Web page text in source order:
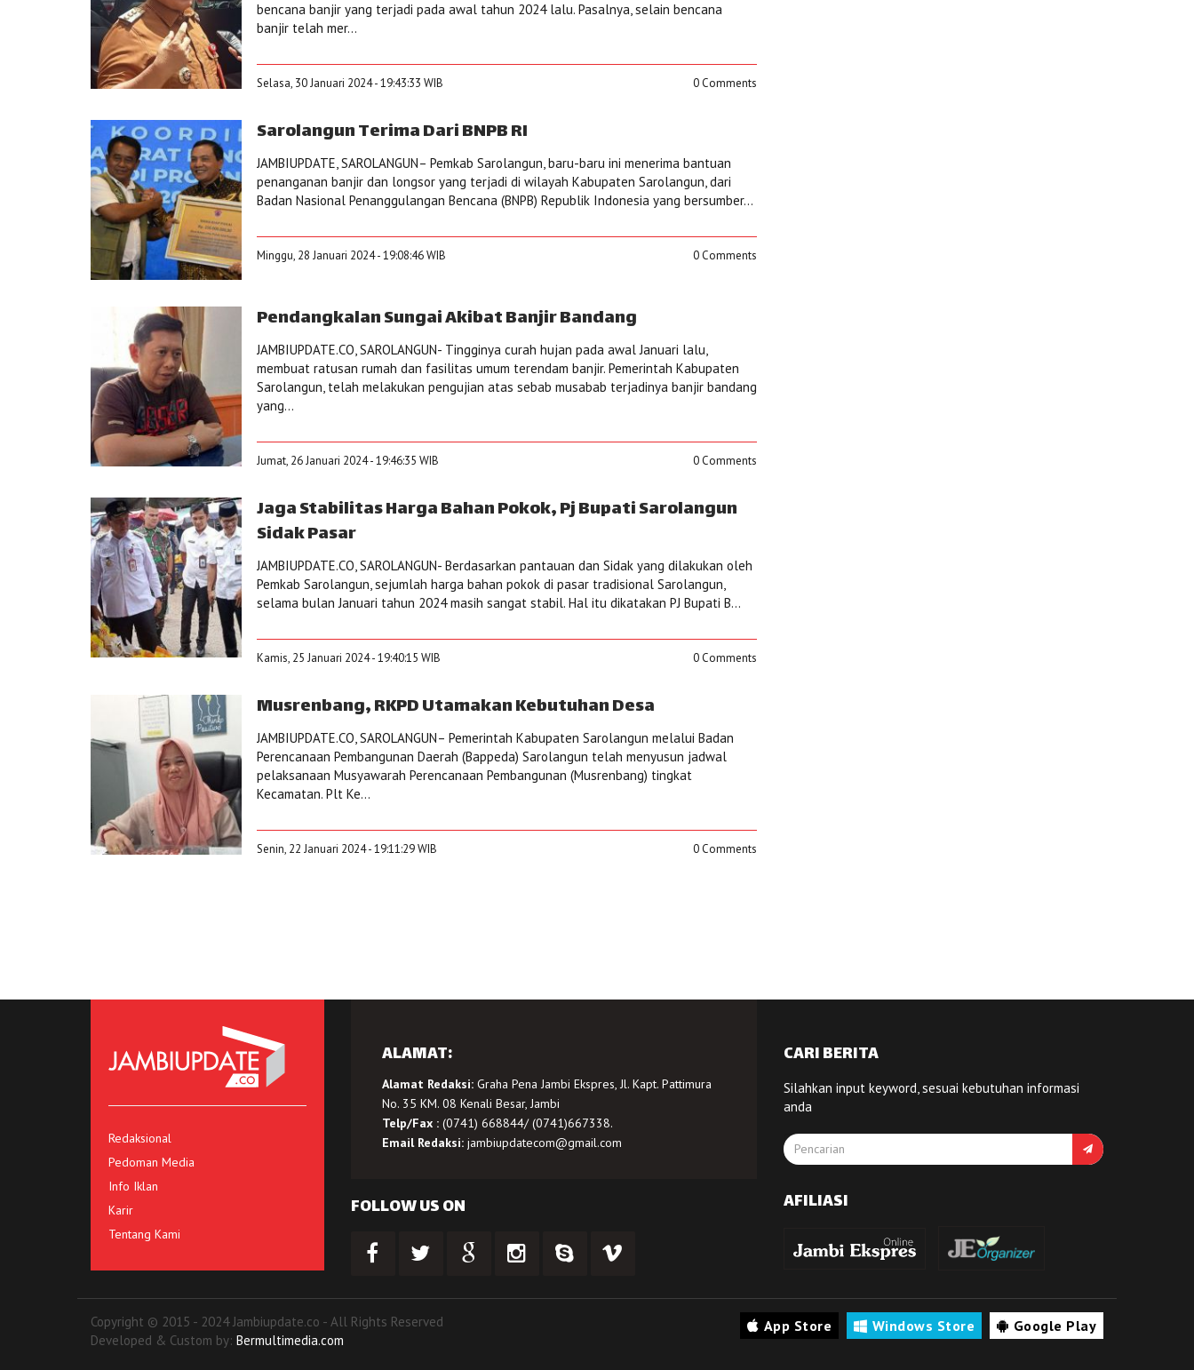
bencana banjir yang terjadi pada awal tahun 2024 lalu. Pasalnya, selain bencana
banjir telah mer...
Selasa, 30 Januari 2024 - 19:43:33 WIB 0 Comments
Sarolangun Terima Dari BNPB RI
JAMBIUPDATE, SAROLANGUN– Pemkab Sarolangun, baru-baru ini menerima bantuan
penanganan banjir dan longsor yang terjadi di wilayah Kabupaten Sarolangun, dari
Badan Nasional Penanggulangan Bencana (BNPB) Republik Indonesia yang bersumber...
Minggu, 28 Januari 2024 - 19:08:46 WIB 0 Comments
Pendangkalan Sungai Akibat Banjir Bandang
JAMBIUPDATE.CO, SAROLANGUN- Tingginya curah hujan pada awal Januari lalu,
membuat ratusan rumah dan fasilitas umum terendam banjir. Pemerintah Kabupaten
Sarolangun, telah melakukan pengujian atas sebab musabab terjadinya banjir bandang
yang...
Jumat, 26 Januari 2024 - 19:46:35 WIB 0 Comments
Jaga Stabilitas Harga Bahan Pokok, Pj Bupati Sarolangun
Sidak Pasar
JAMBIUPDATE.CO, SAROLANGUN- Berdasarkan pantauan dan Sidak yang dilakukan oleh
Pemkab Sarolangun, sejumlah harga bahan pokok di pasar tradisional Sarolangun,
selama bulan Januari tahun 2024 masih sangat stabil. Hal itu dikatakan PJ Bupati B...
Kamis, 25 Januari 2024 - 19:40:15 WIB 0 Comments
Musrenbang, RKPD Utamakan Kebutuhan Desa
JAMBIUPDATE.CO, SAROLANGUN– Pemerintah Kabupaten Sarolangun melalui Badan
Perencanaan Pembangunan Daerah (Bappeda) Sarolangun telah menyusun jadwal
pelaksanaan Musyawarah Perencanaan Pembangunan (Musrenbang) tingkat
Kecamatan. Plt Ke...
Senin, 22 Januari 2024 - 19:11:29 WIB 0 Comments
Redaksional
Pedoman Media
Info Iklan
Karir
Tentang Kami
ALAMAT:
Alamat Redaksi:Graha Pena Jambi Ekspres, Jl. Kapt. Pattimura
No. 35 KM. 08 Kenali Besar, Jambi
Telp/Fax :(0741) 668844/ (0741)667338.
Email Redaksi: jambiupdatecom@gmail.com
FOLLOW US ON
CARI BERITA
Silahkan input keyword, sesuai kebutuhan informasi
anda
AFILIASI
Copyright © 2015 - 2024 Jambiupdate.co - All Rights Reserved
Developed & Custom by: Bermultimedia.com
App Store Windows Store Google Play